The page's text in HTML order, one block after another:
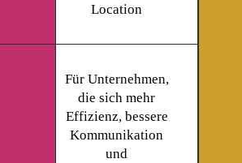
Location
Für Unternehmen,
die sich mehr
Effizienz, bessere
Kommunikation
und